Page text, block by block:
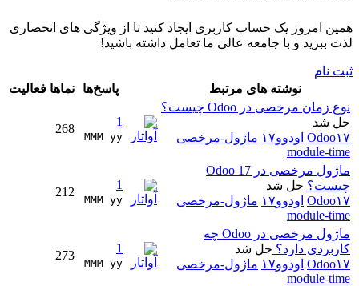
همین امروز یک حساب کاربری ایجاد کنید تا از ویژگی های انحصاری
لذت ببرید و با جامعه عالی ما تعامل داشته باشید!
ثبت نام
نوشته های مرتبط
پاسخ‌ها نماها فعالیت
نوع زمان مرخصی در Odoo چیست؟
حل شد
Odoo۱۷ اودوو۱۷
ماژول-مرخصی
module-time
1
MMM yy
268
ماژول مرخصی در Odoo 17
چیست؟ حل شد
Odoo۱۷ اودوو۱۷
ماژول-مرخصی
module-time
1
MMM yy
212
ماژول مرخصی در Odoo چه
کاربردی دارد؟ حل شد
Odoo۱۷ اودوو۱۷
ماژول-مرخصی
module-time
1
MMM yy
273